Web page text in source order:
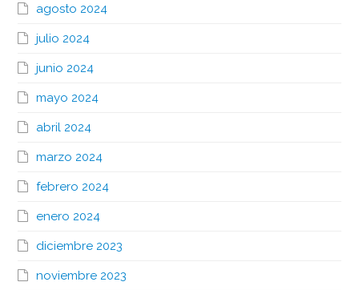
agosto 2024
julio 2024
junio 2024
mayo 2024
abril 2024
marzo 2024
febrero 2024
enero 2024
diciembre 2023
noviembre 2023